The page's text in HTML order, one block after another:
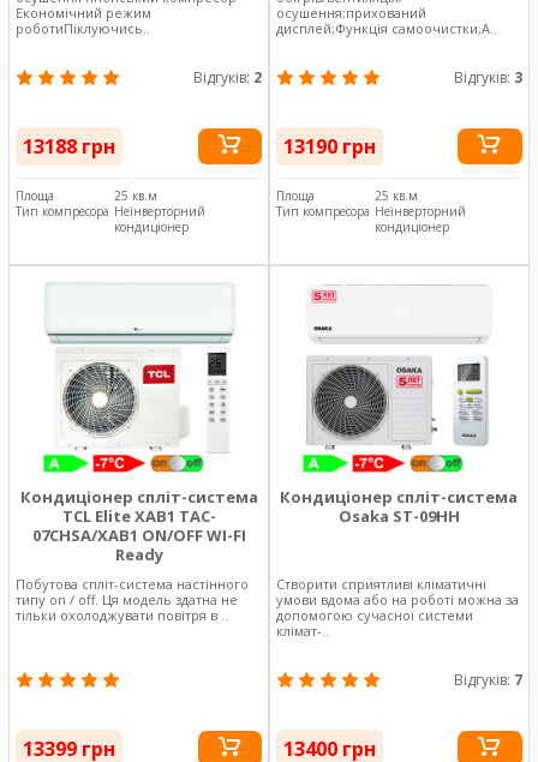
Економічний режим
роботиПіклуючись..
Відгуків: 2
13188 грн
Площа
25 кв.м
Тип компресора Неінверторний
кондиціонер
осушення;прихований
дисплей;Функція самоочистки;А..
Відгуків: 3
13190 грн
Площа
25 кв.м
Тип компресора Неінверторний
кондиціонер
Кондиціонер спліт-система
TCL Elite XAB1 TAC-
07CHSA/XAB1 ON/OFF WI-FI
Ready
Побутова спліт-система настінного
типу on / off. Ця модель здатна не
тільки охолоджувати повітря в ..
13399 грн
Кондиціонер спліт-система
Osaka ST-09HH
Створити сприятливі кліматичні
умови вдома або на роботі можна за
допомогою сучасної системи
клімат-..
Відгуків: 7
13400 грн